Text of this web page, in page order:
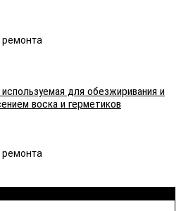
ремонта
для обезжиривания и
воска и герметиков
ремонта